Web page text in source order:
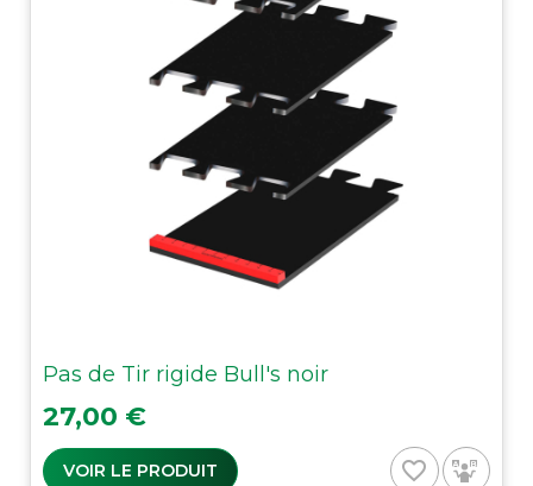
Pas de Tir rigide Bull's noir
Prix
27,00 €
VOIR LE PRODUIT favorite_border